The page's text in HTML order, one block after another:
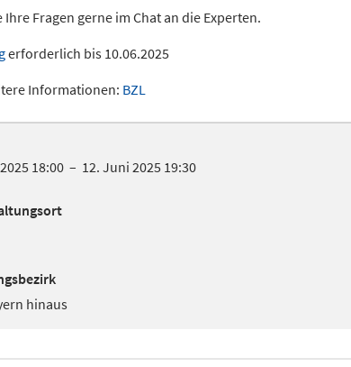
Ihre Fragen gerne im Chat an die Experten.
erforderlich bis 10.06.2025
Informationen: BZL
18:00 – 12. Juni 2025 19:30
hinaus